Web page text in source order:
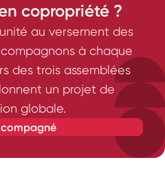
copropriété ?
au versement des
à chaque
des trois assemblées
un projet de
globale.